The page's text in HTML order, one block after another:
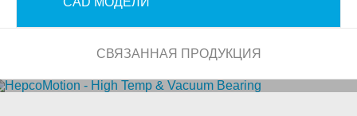
СВЯЗАННАЯ ПРОДУКЦИЯ